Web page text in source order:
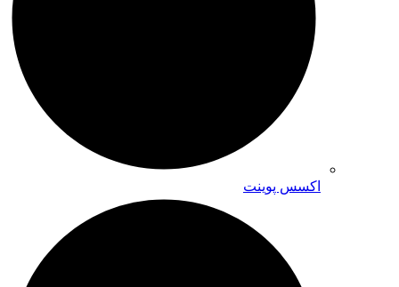
اکسس پوینت